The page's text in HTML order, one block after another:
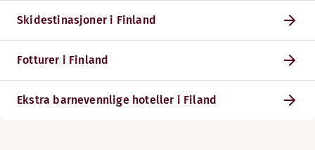
Skidestinasjoner i Finland
Fotturer i Finland
Ekstra barnevennlige hoteller i Filand